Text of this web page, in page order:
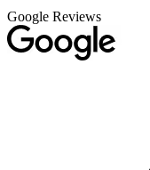
Google Reviews